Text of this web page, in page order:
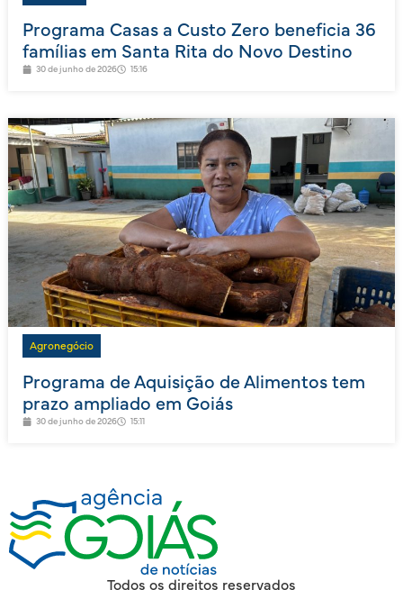
Programa Casas a Custo Zero beneficia 36
famílias em Santa Rita do Novo Destino
30 de junho de 2026 15:16
Agronegócio
Programa de Aquisição de Alimentos tem
prazo ampliado em Goiás
30 de junho de 2026 15:11
Todos os direitos reservados